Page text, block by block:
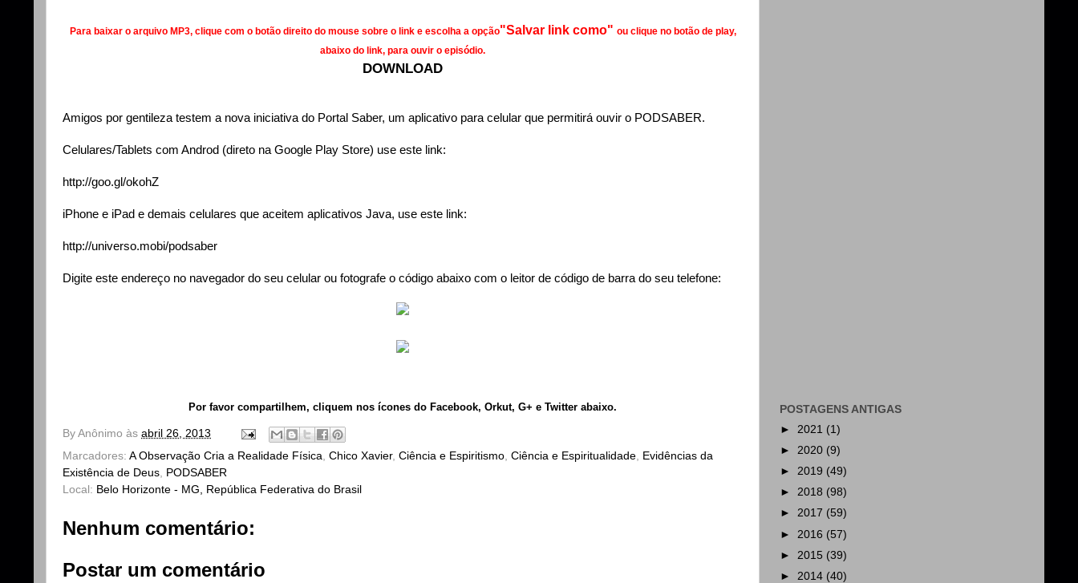
Para baixar o arquivo MP3, clique com o botão direito do mouse sobre o link e escolha a opção"Salvar link como" ou clique no botão de play,
abaixo do link, para ouvir o episódio.
DOWNLOAD
Amigos por gentileza testem a nova iniciativa do Portal Saber, um aplicativo para celular que permitirá ouvir o PODSABER.
Celulares/Tablets com Androd (direto na Google Play Store) use este link:
http://goo.gl/okohZ
iPhone e iPad e demais celulares que aceitem aplicativos Java, use este link:
http://universo.mobi/podsaber
Digite este endereço no navegador do seu celular ou fotografe o código abaixo com o leitor de código de barra do seu telefone:
Por favor compartilhem, cliquem nos ícones do Facebook, Orkut, G+ e Twitter abaixo.
By Anônimo às abril 26, 2013
Marcadores: A Observação Cria a Realidade Física Chico Xavier, Ciência e Espiritismo Ciência e Espiritualidade
Evidências da
Existência de Deus
PODSABER
Local: Belo Horizonte - MG, República Federativa do Brasil
Nenhum comentário:
Postar um comentário
POSTAGENS ANTIGAS
► 2021 (1)
► 2020 (9)
► 2019 (49)
► 2018 (98)
► 2017 (59)
► 2016 (57)
► 2015 (39)
► 2014 (40)